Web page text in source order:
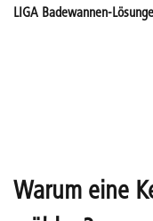
LIGA Badewannen-
Warum eine